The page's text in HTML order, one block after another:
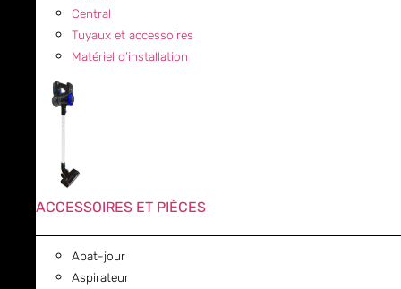
Central
Tuyaux et accessoires
Matériel d’installation
ACCESSOIRES ET PIÈCES
Abat-jour
Aspirateur